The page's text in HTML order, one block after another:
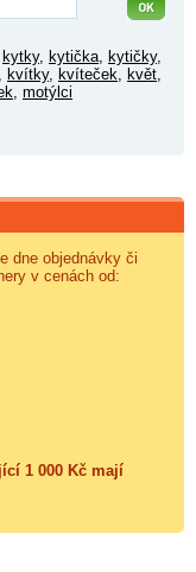
kytky, kytička kytičky,
kvítky, kvíteček květ
motýlci
dne objednávky či
v cenách od:
1 000 Kč mají